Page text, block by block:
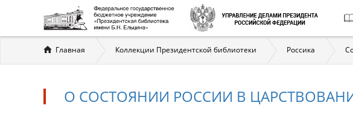
Вы
здесь
Главная Коллекции Президентской библиотеки Россика
О СОСТОЯНИИ РОССИИ В